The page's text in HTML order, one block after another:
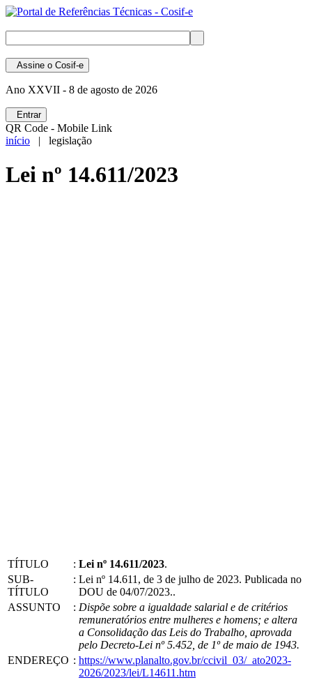
Assine o Cosif-e
Ano XXVII - 8 de agosto de 2026
Entrar
QR Code - Mobile Link
início | legislação
Lei nº 14.611/2023
TÍTULO : Lei nº 14.611/2023.
SUB-
TÍTULO
: Lei nº 14.611, de 3 de julho de 2023. Publicada no
DOU de 04/07/2023..
ASSUNTO
: Dispõe sobre a igualdade salarial e de critérios
remuneratórios entre mulheres e homens; e altera
a Consolidação das Leis do Trabalho, aprovada
pelo Decreto-Lei nº 5.452, de 1º de maio de 1943.
ENDEREÇO : https://www.planalto.gov.br/ccivil_03/_ato2023-
2026/2023/lei/L14611.htm